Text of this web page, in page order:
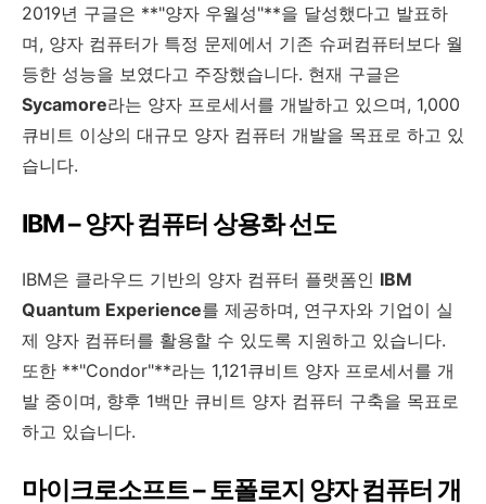
2019년 구글은 **"양자 우월성"**을 달성했다고 발표하
며, 양자 컴퓨터가 특정 문제에서 기존 슈퍼컴퓨터보다 월
등한 성능을 보였다고 주장했습니다. 현재 구글은
Sycamore라는 양자 프로세서를 개발하고 있으며, 1,000
큐비트 이상의 대규모 양자 컴퓨터 개발을 목표로 하고 있
습니다.
IBM – 양자 컴퓨터 상용화 선도
IBM은 클라우드 기반의 양자 컴퓨터 플랫폼인 IBM
Quantum Experience를 제공하며, 연구자와 기업이 실
제 양자 컴퓨터를 활용할 수 있도록 지원하고 있습니다.
또한 **"Condor"**라는 1,121큐비트 양자 프로세서를 개
발 중이며, 향후 1백만 큐비트 양자 컴퓨터 구축을 목표로
하고 있습니다.
마이크로소프트 – 토폴로지 양자 컴퓨터 개